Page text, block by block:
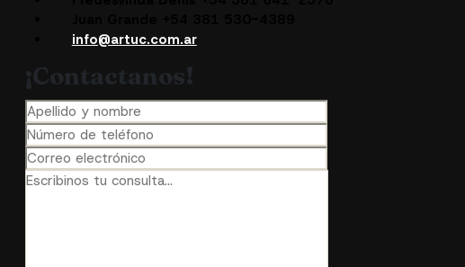
info@artuc.com.ar
¡Contactanos!